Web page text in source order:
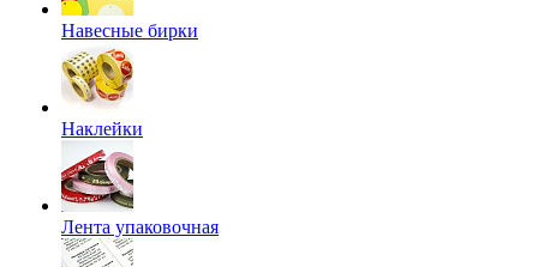
Навесные бирки
Наклейки
Лента упаковочная